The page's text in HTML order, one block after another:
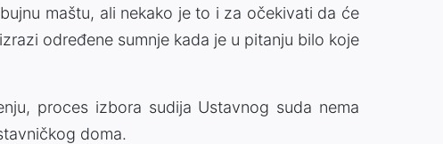
maštu, ali nekako je to i za očekivati da će
određene sumnje kada je u pitanju bilo koje
proces izbora sudija Ustavnog suda nema
doma.